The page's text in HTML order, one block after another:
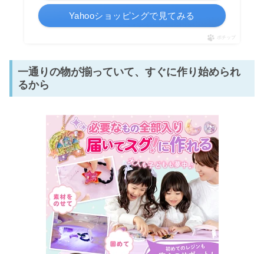
Yahooショッピングで見てみる
ポチップ
一通りの物が揃っていて、すぐに作り始められ
るから